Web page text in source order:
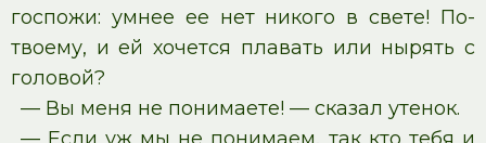
госпожи: умнее ее нет никого в свете! По-
твоему, и ей хочется плавать или нырять с
головой?
— Вы меня не понимаете! — сказал утенок.